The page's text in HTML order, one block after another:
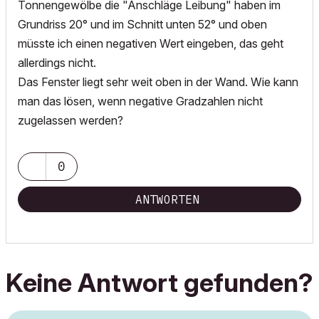
Tonnengewölbe die "Anschläge Leibung" haben im
Grundriss 20° und im Schnitt unten 52° und oben
müsste ich einen negativen Wert eingeben, das geht
allerdings nicht.
Das Fenster liegt sehr weit oben in der Wand. Wie kann
man das lösen, wenn negative Gradzahlen nicht
zugelassen werden?
0
ANTWORTEN
Keine Antwort gefunden?